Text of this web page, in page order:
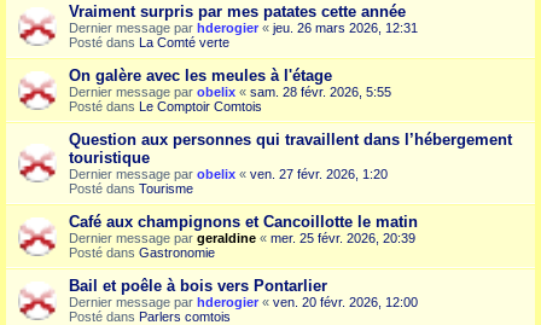
Vraiment surpris par mes patates cette année
Dernier message par hderogier « jeu. 26 mars 2026, 12:31
Posté dans La Comté verte
On galère avec les meules à l'étage
Dernier message par obelix « sam. 28 févr. 2026, 5:55
Posté dans Le Comptoir Comtois
Question aux personnes qui travaillent dans l’hébergement
touristique
Dernier message par obelix « ven. 27 févr. 2026, 1:20
Posté dans Tourisme
Café aux champignons et Cancoillotte le matin
Dernier message par geraldine « mer. 25 févr. 2026, 20:39
Posté dans Gastronomie
Bail et poêle à bois vers Pontarlier
Dernier message par hderogier « ven. 20 févr. 2026, 12:00
Posté dans Parlers comtois